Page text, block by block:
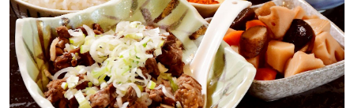
Sitakke編集部あい
【いろんな価値観や生き方に触れたい】
Sitakke編集部 IKU